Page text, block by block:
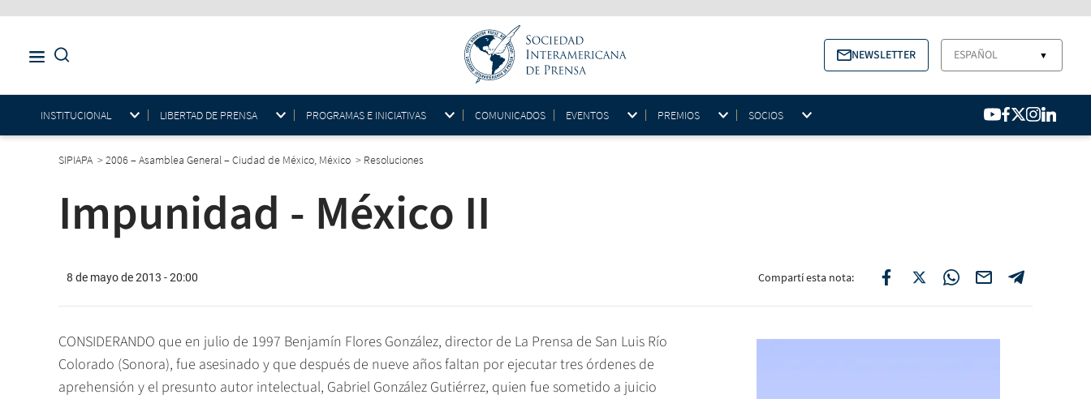
NEWSLETTER ESPAÑOL ▼
INSTITUCIONAL LIBERTAD DE PRENSA PROGRAMAS E INICIATIVAS COMUNICADOS EVENTOS PREMIOS SOCIOS
SIPIAPA >2006 – Asamblea General – Ciudad de México, México > Resoluciones
Impunidad - México II
8 de mayo de 2013 - 20:00 Compartí esta nota:
CONSIDERANDO que en julio de 1997 Benjamín Flores González, director de La Prensa de San Luis Río
Colorado (Sonora), fue asesinado y que después de nueve años faltan por ejecutar tres órdenes de
aprehensión y el presunto autor intelectual, Gabriel González Gutiérrez, quien fue sometido a juicio